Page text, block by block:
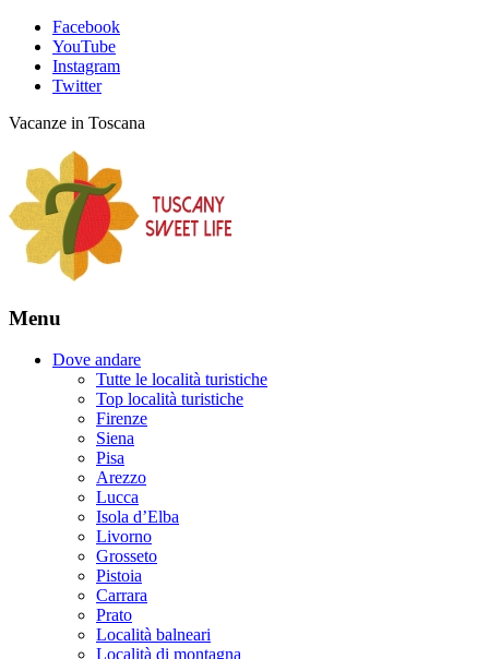
Facebook
YouTube
Instagram
Twitter
Vacanze in Toscana
Menu
Dove andare
Tutte le località turistiche
Top località turistiche
Firenze
Siena
Pisa
Arezzo
Lucca
Isola d’Elba
Livorno
Grosseto
Pistoia
Carrara
Prato
Località balneari
Località di montagna